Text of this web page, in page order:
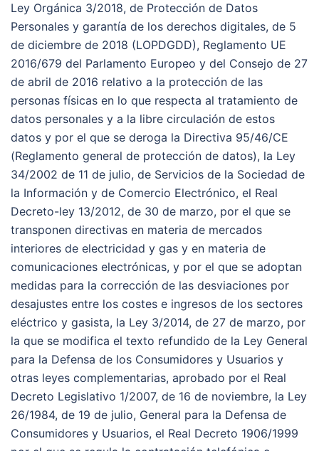
Ley Orgánica 3/2018, de Protección de Datos
Personales y garantía de los derechos digitales, de 5
de diciembre de 2018 (LOPDGDD), Reglamento UE
2016/679 del Parlamento Europeo y del Consejo de 27
de abril de 2016 relativo a la protección de las
personas físicas en lo que respecta al tratamiento de
datos personales y a la libre circulación de estos
datos y por el que se deroga la Directiva 95/46/CE
(Reglamento general de protección de datos), la Ley
34/2002 de 11 de julio, de Servicios de la Sociedad de
la Información y de Comercio Electrónico, el Real
Decreto-ley 13/2012, de 30 de marzo, por el que se
transponen directivas en materia de mercados
interiores de electricidad y gas y en materia de
comunicaciones electrónicas, y por el que se adoptan
medidas para la corrección de las desviaciones por
desajustes entre los costes e ingresos de los sectores
eléctrico y gasista, la Ley 3/2014, de 27 de marzo, por
la que se modifica el texto refundido de la Ley General
para la Defensa de los Consumidores y Usuarios y
otras leyes complementarias, aprobado por el Real
Decreto Legislativo 1/2007, de 16 de noviembre, la Ley
26/1984, de 19 de julio, General para la Defensa de
Consumidores y Usuarios, el Real Decreto 1906/1999